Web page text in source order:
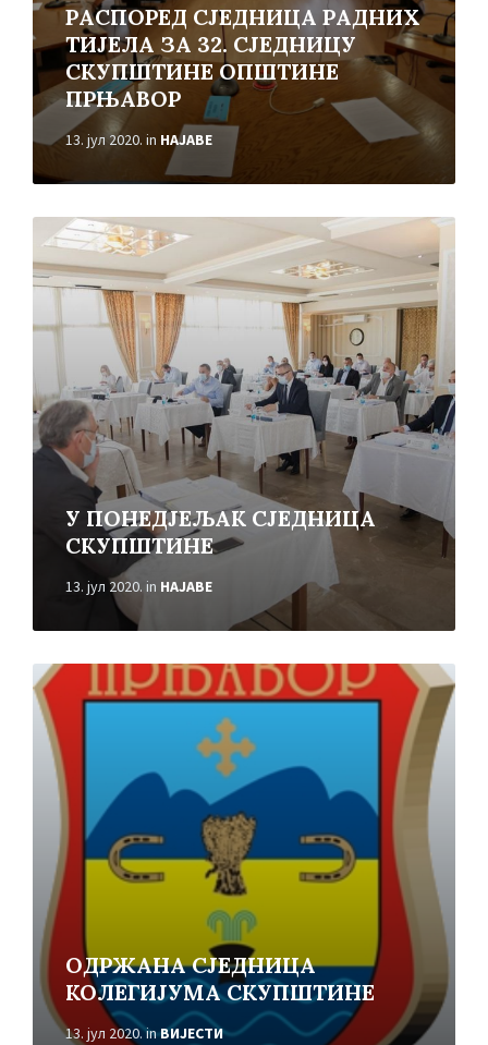
РАСПОРЕД СЈЕДНИЦА РАДНИХ
ТИЈЕЛА ЗА 32. СЈЕДНИЦУ
СКУПШТИНЕ ОПШТИНЕ
ПРЊАВОР
13. јул 2020. in НАЈАВЕ
У ПОНЕДЈЕЉАК СЈЕДНИЦА
СКУПШТИНЕ
13. јул 2020. in НАЈАВЕ
Read
More
ОДРЖАНА СЈЕДНИЦА
КОЛЕГИЈУМА СКУПШТИНЕ
13. јул 2020.inВИЈЕСТИ
Read
More